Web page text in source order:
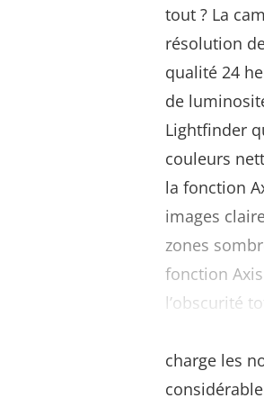
tout ? La
résolution
qualité 24
de
Lightfinder
couleurs
la fonction
images
zones
fonction Axis
l’obscurité
charge les